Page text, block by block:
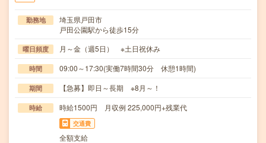
勤務地
埼玉県戸田市
戸田公園駅から徒歩15分
曜日頻度 月～金（週5日） ※土日祝休み
時間 09:00～17:30(実働7時間30分 休憩1時間)
期間 【急募】即日～長期 ※8月～！
時給 時給1500円 月収例 225,000円+残業代
交通費
全額支給